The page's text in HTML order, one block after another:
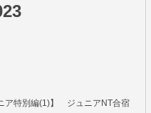
ア特別編(1)】 ジュニアNT合宿